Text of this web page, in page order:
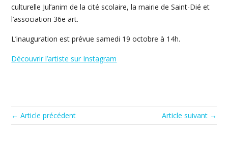
culturelle Jul’anim de la cité scolaire, la mairie de Saint-Dié et
l’association 36e art.
L’inauguration est prévue samedi 19 octobre à 14h.
Découvrir l’artiste sur Instagram
← Article précédent Article suivant →